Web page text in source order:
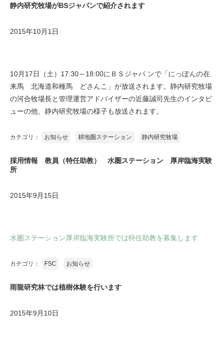
静内研究牧場がBSジャパンで紹介されます
2015年10月1日
10月17日（土）17:30～18:00にＢＳジャパ ンで「にっぽんの在
来馬 北海道和種馬 どさんこ」が放送されます。静内研究牧場
の河合牧場長と管理運営アドバイザーの近藤誠司先生のインタビ
ューの他、静内研究牧場の様子も放送されます。
カテゴリ： お知らせ 耕地圏ステーション 静内研究牧場
採用情報 教員（特任助教） 水圏ステーション 厚岸臨海実験
所
2015年9月15日
水圏ステーション厚岸臨海実験所では特任助教を募集します
カテゴリ： FSC お知らせ
雨龍研究林では植樹体験を行います
2015年9月10日